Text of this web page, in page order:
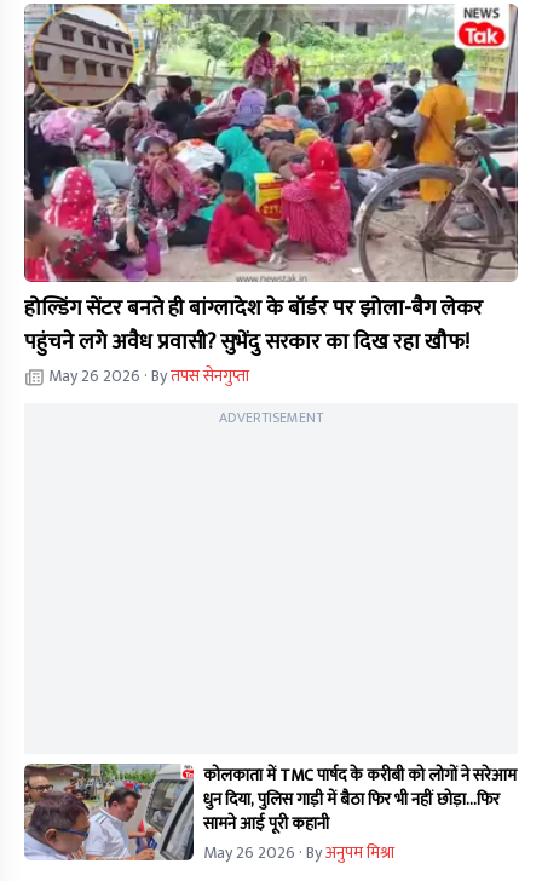
होल्डिंग सेंटर बनते ही बांग्लादेश के बॉर्डर पर झोला-बैग लेकर
पहुंचने लगे अवैध प्रवासी? सुभेंदु सरकार का दिख रहा खौफ!
May 26 2026 · Byतपस सेनगुप्ता
ADVERTISEMENT
कोलकाता में TMC पार्षद के करीबी को लोगों ने सरेआम
धुन दिया, पुलिस गाड़ी में बैठा फिर भी नहीं छोड़ा...फिर
सामने आई पूरी कहानी
May 26 2026 · Byअनुपम मिश्रा